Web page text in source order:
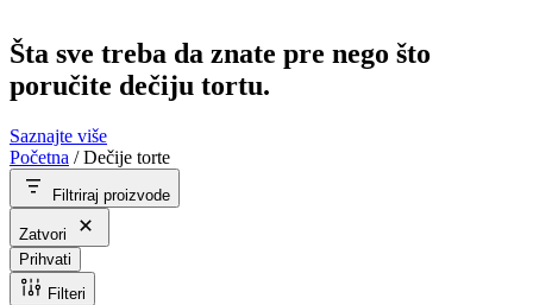
Šta sve treba da znate pre nego što
poručite dečiju tortu.
Saznajte više
Početna /Dečije torte
Filtriraj proizvode
Zatvori
Prihvati
Filteri